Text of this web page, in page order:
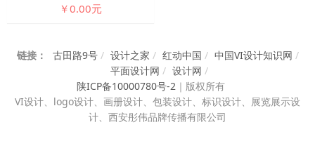
￥0.00元
链接： 古田路9号 / 设计之家 / 红动中国 / 中国VI设计知识网 /
平面设计网 / 设计网 /
陕ICP备10000780号-2 ｜ 版权所有
VI设计、 logo设计、画册设计、包装设计、标识设计、展览展示设
计、西安彤伟品牌传播有限公司